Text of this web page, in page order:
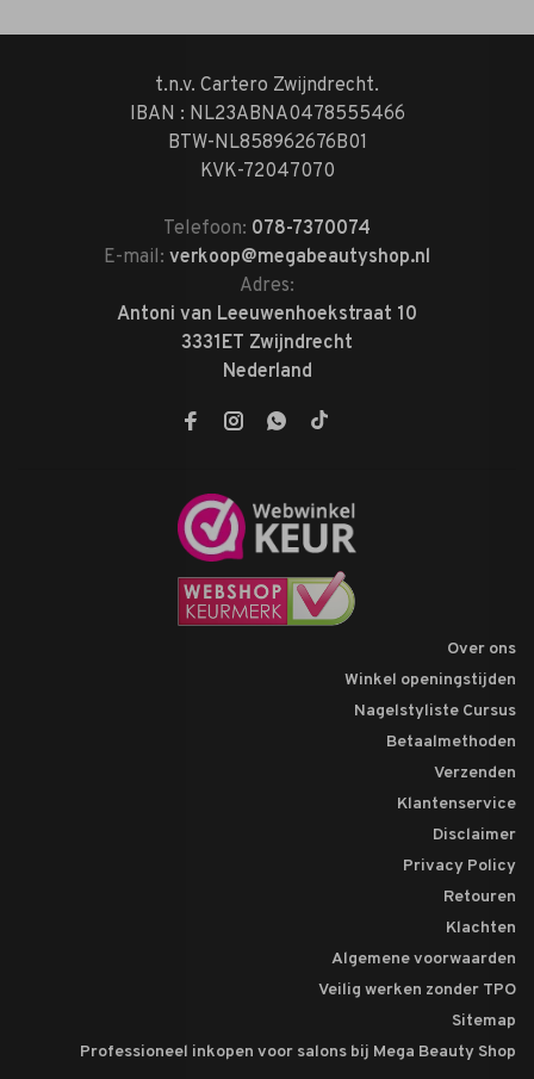
t.n.v. Cartero Zwijndrecht.
IBAN : NL23ABNA0478555466
BTW-NL858962676B01
KVK-72047070
Telefoon: 078-7370074
E-mail: verkoop@megabeautyshop.nl
Adres:
Antoni van Leeuwenhoekstraat 10
3331ET Zwijndrecht
Nederland
Over ons
Winkel openingstijden
Nagelstyliste Cursus
Betaalmethoden
Verzenden
Klantenservice
Disclaimer
Privacy Policy
Retouren
Klachten
Algemene voorwaarden
Veilig werken zonder TPO
Sitemap
Professioneel inkopen voor salons bij Mega Beauty Shop